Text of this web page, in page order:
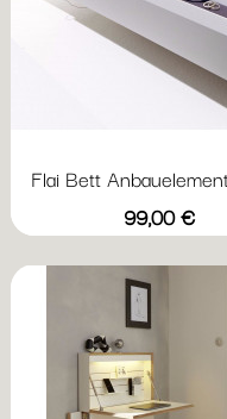
Flai Bett
Preis
99,00 €